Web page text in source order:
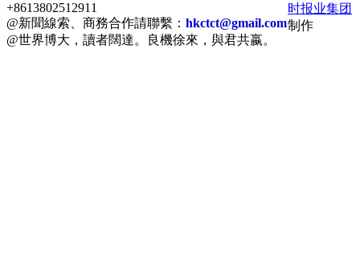
+8613802512911
@新聞線索、商務合作請聯繫： hkctct@gmail.com
@世界博大，讀者闊達。良機徐來，與君共嬴。
时报业集团
制作